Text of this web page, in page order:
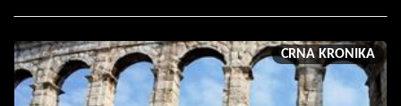
CRNA KRONIKA